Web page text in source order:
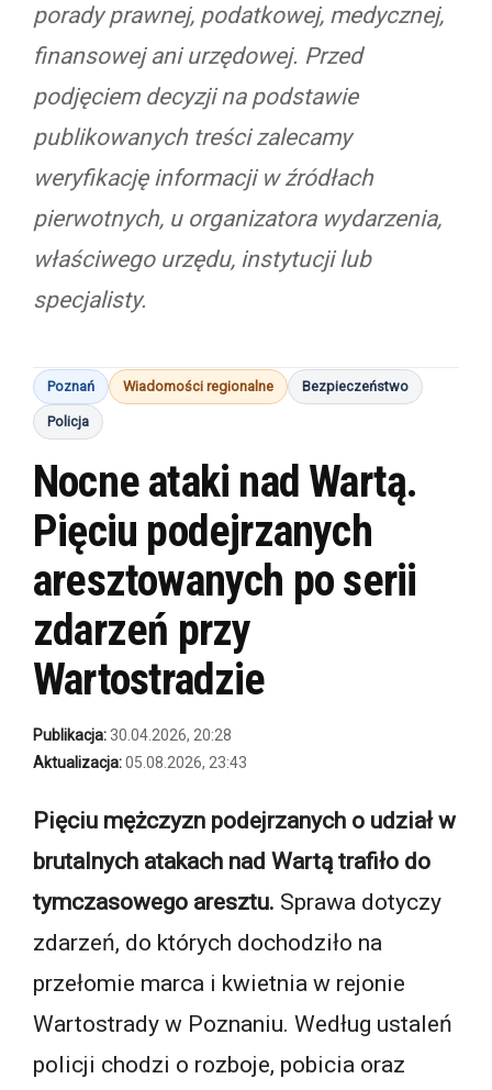
porady prawnej, podatkowej, medycznej,
finansowej ani urzędowej. Przed
podjęciem decyzji na podstawie
publikowanych treści zalecamy
weryfikację informacji w źródłach
pierwotnych, u organizatora wydarzenia,
właściwego urzędu, instytucji lub
specjalisty.
Poznań Wiadomości regionalne Bezpieczeństwo
Policja
Nocne ataki nad Wartą.
Pięciu podejrzanych
aresztowanych po serii
zdarzeń przy
Wartostradzie
Publikacja: 30.04.2026, 20:28
Aktualizacja:05.08.2026, 23:43
Pięciu mężczyzn podejrzanych o udział w
brutalnych atakach nad Wartą trafiło do
tymczasowego aresztu. Sprawa dotyczy
zdarzeń, do których dochodziło na
przełomie marca i kwietnia w rejonie
Wartostrady w Poznaniu. Według ustaleń
policji chodzi o rozboje, pobicia oraz